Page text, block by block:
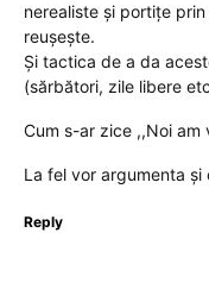
nerealiste și portițe
reușește.
Și tactica de a da
(sărbători, zile libere
Cum s-ar zice ,,Noi am
La fel vor argumenta
Reply